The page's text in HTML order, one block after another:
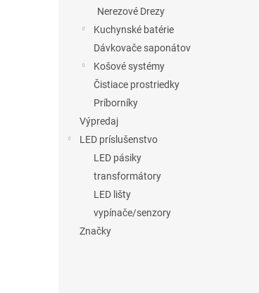
Nerezové Drezy
Kuchynské batérie
Dávkovače saponátov
Košové systémy
Čistiace prostriedky
Príborníky
Výpredaj
LED príslušenstvo
LED pásiky
transformátory
LED lišty
vypínače/senzory
Značky